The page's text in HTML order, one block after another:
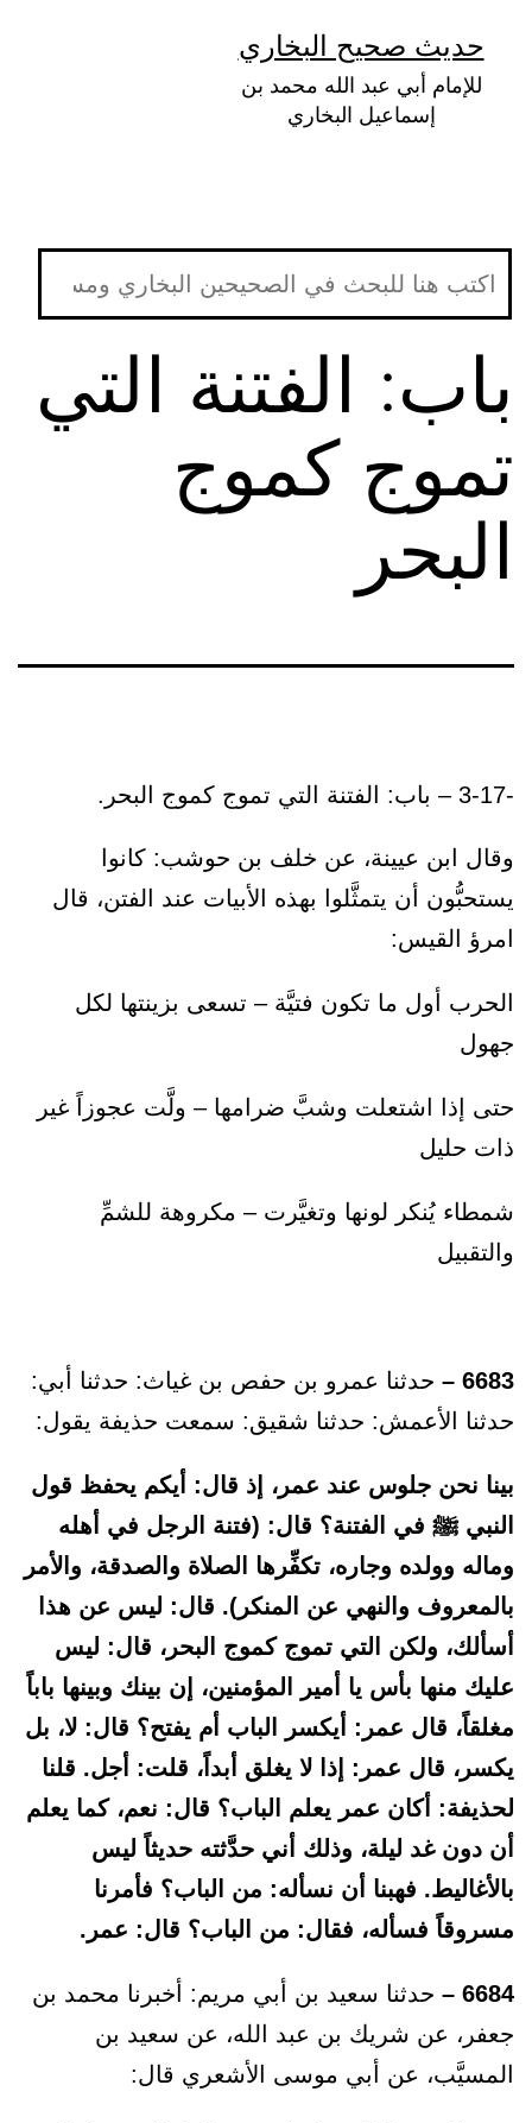
المحتوى
حديث صحيح البخاري
للإمام أبي عبد الله محمد بن
إسماعيل البخاري
باب: الفتنة التي
تموج كموج
البحر
-3-17 – باب: الفتنة التي تموج كموج البحر.
وقال ابن عيينة، عن خلف بن حوشب: كانوا
يستحبُّون أن يتمثَّلوا بهذه الأبيات عند الفتن، قال
امرؤ القيس:
الحرب أول ما تكون فتيَّة – تسعى بزينتها لكل
جهول
حتى إذا اشتعلت وشبَّ ضرامها – ولَّت عجوزاً غير
ذات حليل
شمطاء يُنكر لونها وتغيَّرت – مكروهة للشمِّ
والتقبيل
6683 –
حدثنا عمرو بن حفص بن غياث: حدثنا أبي:
حدثنا الأعمش: حدثنا شقيق: سمعت حذيفة يقول:
بينا نحن جلوس عند عمر، إذ قال: أيكم يحفظ قول
النبي ﷺ في الفتنة؟ قال: (فتنة الرجل في أهله
وماله وولده وجاره، تكفِّرها الصلاة والصدقة، والأمر
بالمعروف والنهي عن المنكر). قال: ليس عن هذا
أسألك، ولكن التي تموج كموج البحر، قال: ليس
عليك منها بأس يا أمير المؤمنين، إن بينك وبينها باباً
مغلقاً، قال عمر: أيكسر الباب أم يفتح؟ قال: لا، بل
يكسر، قال عمر: إذا لا يغلق أبداً، قلت: أجل. قلنا
لحذيفة: أكان عمر يعلم الباب؟ قال: نعم، كما يعلم
أن دون غد ليلة، وذلك أني حدَّثته حديثاً ليس
بالأغاليط. فهبنا أن نسأله: من الباب؟ فأمرنا
مسروقاً فسأله، فقال: من الباب؟ قال: عمر.
6684 –
حدثنا سعيد بن أبي مريم: أخبرنا محمد بن
جعفر، عن شريك بن عبد الله، عن سعيد بن
المسيَّب، عن أبي موسى الأشعري قال: